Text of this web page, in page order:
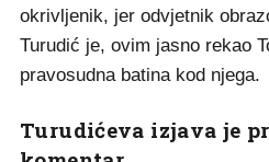
okrivljenik, jer odvjetnik
Turudić je, ovim jasno rekao
pravosudna batina kod njega.
Turudićeva izjava je